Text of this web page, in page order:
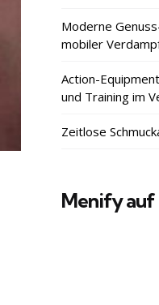
Moderne
mobiler
Action-
und Training im
Zeitlose
Menify auf